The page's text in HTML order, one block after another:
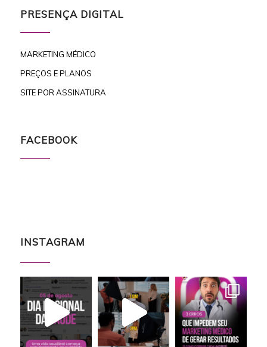
PRESENÇA DIGITAL
MARKETING MÉDICO
PREÇOS E PLANOS
SITE POR ASSINATURA
FACEBOOK
INSTAGRAM